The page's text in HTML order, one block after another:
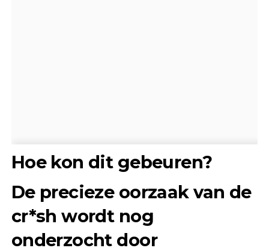
Hoe kon dit gebeuren?
De precieze oorzaak van de
cr*sh wordt nog
onderzocht door